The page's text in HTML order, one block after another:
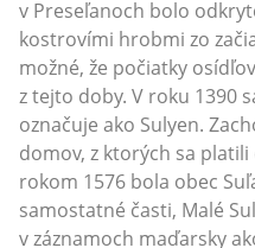
v Preseľanoch bolo
kostrovími hrobmi zo
možné, že počiatky
z tejto doby. V roku 1390
označuje ako Sulyen.
domov, z ktorých sa
rokom 1576 bola obec
samostatné časti, Malé
v záznamoch maďarsky